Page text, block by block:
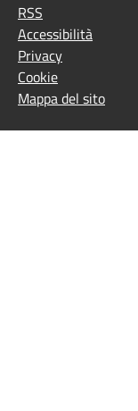
RSS
Accessibilità
Privacy
Cookie
Mappa del sito